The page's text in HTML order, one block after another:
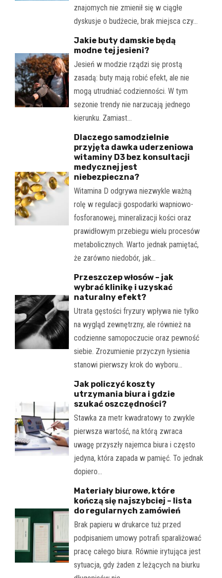
znajomych nie zmienił się w ciągłe
dyskusje o budżecie, brak miejsca czy…
Jakie buty damskie będą
modne tej jesieni?
Jesień w modzie rządzi się prostą
zasadą: buty mają robić efekt, ale nie
mogą utrudniać codzienności. W tym
sezonie trendy nie narzucają jednego
kierunku. Zamiast…
Dlaczego samodzielnie
przyjęta dawka uderzeniowa
witaminy D3 bez konsultacji
medycznej jest
niebezpieczna?
Witamina D odgrywa niezwykle ważną
rolę w regulacji gospodarki wapniowo-
fosforanowej, mineralizacji kości oraz
prawidłowym przebiegu wielu procesów
metabolicznych. Warto jednak pamiętać,
że zarówno niedobór, jak…
Przeszczep włosów – jak
wybrać klinikę i uzyskać
naturalny efekt?
Utrata gęstości fryzury wpływa nie tylko
na wygląd zewnętrzny, ale również na
codzienne samopoczucie oraz pewność
siebie. Zrozumienie przyczyn łysienia
stanowi pierwszy krok do wyboru…
Jak policzyć koszty
utrzymania biura i gdzie
szukać oszczędności?
Stawka za metr kwadratowy to zwykle
pierwsza wartość, na którą zwraca
uwagę przyszły najemca biura i często
jedyna, która zapada w pamięć. To jednak
dopiero…
Materiały biurowe, które
kończą się najszybciej – lista
do regularnych zamówień
Brak papieru w drukarce tuż przed
podpisaniem umowy potrafi sparaliżować
pracę całego biura. Równie irytująca jest
sytuacja, gdy żaden z leżących na biurku